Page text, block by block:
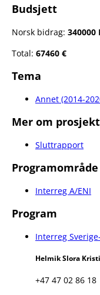
Budsjett
Norsk bidrag: 340000
Total: 67460 €
Tema
Annet (2014-
Mer om
Sluttrapport
Programområde
Interreg A/ENI
Program
Interreg
Helmik Slora
+47 47 02 86 18